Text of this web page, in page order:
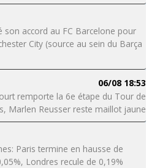
son accord au FC Barcelone pour
City (source au sein du Barça
06/08 18:53
remporte la 6e étape du Tour de
Marlen Reusser reste maillot jaune
Paris termine en hausse de
Londres recule de 0,19%